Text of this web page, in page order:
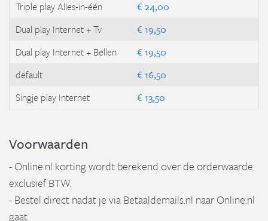
Triple play Alles-in-één
€ 24,00
Dual play Internet + Tv
€ 19,50
Dual play Internet + Bellen
€ 19,50
default
€ 16,50
Singje play Internet
€ 13,50
Voorwaarden
- Online.nl korting wordt berekend over de orderwaarde
exclusief BTW.
- Bestel direct nadat je via Betaaldemails.nl naar Online.nl
gaat.